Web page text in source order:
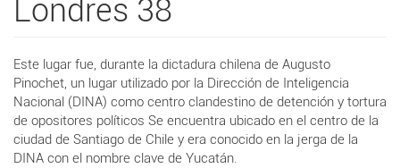
Londres 38
Este lugar fue, durante la dictadura chilena de Augusto
Pinochet, un lugar utilizado por la Dirección de Inteligencia
Nacional (DINA) como centro clandestino de detención y tortura
de opositores políticos Se encuentra ubicado en el centro de la
ciudad de Santiago de Chile y era conocido en la jerga de la
DINA con el nombre clave de Yucatán.